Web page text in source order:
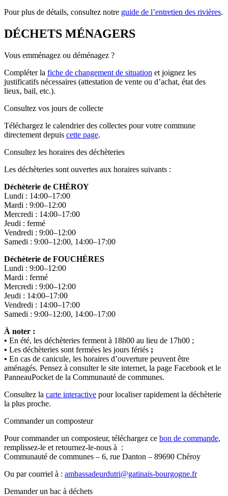
Pour plus de détails, consultez notre guide de l’entretien des rivières.
DÉCHETS MÉNAGERS
Vous emménagez ou déménagez ?
Compléter la fiche de changement de situation et joignez les
justificatifs nécessaires (attestation de vente ou d’achat, état des
lieux, bail, etc.).
Consultez vos jours de collecte
Téléchargez le calendrier des collectes pour votre commune
directement depuis cette page.
Consultez les horaires des déchèteries
Les déchèteries sont ouvertes aux horaires suivants :
Déchèterie de CHÉROY
Lundi : 14:00–17:00
Mardi : 9:00–12:00
Mercredi : 14:00–17:00
Jeudi : fermé
Vendredi : 9:00–12:00
Samedi : 9:00–12:00, 14:00–17:00
Déchèterie de FOUCHÈRES
Lundi : 9:00–12:00
Mardi : fermé
Mercredi : 9:00–12:00
Jeudi : 14:00–17:00
Vendredi : 14:00–17:00
Samedi : 9:00–12:00, 14:00–17:00
À noter :
• En été, les déchèteries ferment à 18h00 au lieu de 17h00 ;
• Les déchèteries sont fermées les jours fériés ;
• En cas de canicule, les horaires d’ouverture peuvent être
aménagés. Pensez à consulter le site internet, la page Facebook et le
PanneauPocket de la Communauté de communes.
Consultez la carte interactive pour localiser rapidement la déchèterie
la plus proche.
Commander un composteur
Pour commander un composteur, téléchargez ce bon de commande,
remplissez-le et retournez-le-nous à :
Communauté de communes – 6, rue Danton – 89690 Chéroy
Ou par courriel à : ambassadeurdutri@gatinais-bourgogne.fr
Demander un bac à déchets